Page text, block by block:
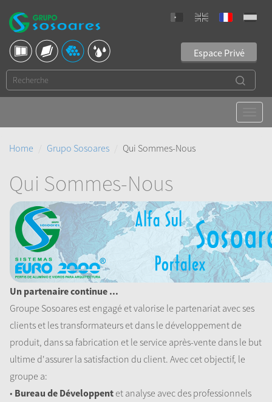
Espace Privé
Home Grupo Sosoares Qui Sommes-Nous
Qui Sommes-Nous
Un partenaire continue ...
Groupe Sosoares est engagé et valorise le partenariat avec ses
clients et les transformateurs et dans le développement de
produit, dans sa fabrication et le service après-vente dans le but
ultime d'assurer la satisfaction du client. Avec cet objectif, le
groupe a:
• Bureau de Développent et analyse avec des professionnels